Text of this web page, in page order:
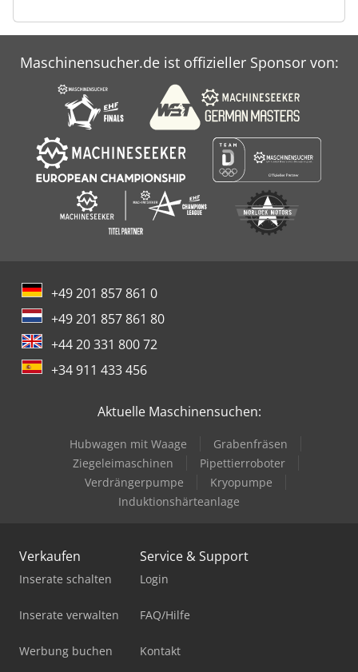
Maschinensucher.de ist offizieller Sponsor von:
+49 201 857 861 0
+49 201 857 861 80
+44 20 331 800 72
+34 911 433 456
Aktuelle Maschinensuchen:
Hubwagen mit Waage
Grabenfräsen
Ziegeleimaschinen
Pipettierroboter
Verdrängerpumpe
Kryopumpe
Induktionshärteanlage
Verkaufen
Inserate schalten
Inserate verwalten
Werbung buchen
Service & Support
Login
FAQ/Hilfe
Kontakt